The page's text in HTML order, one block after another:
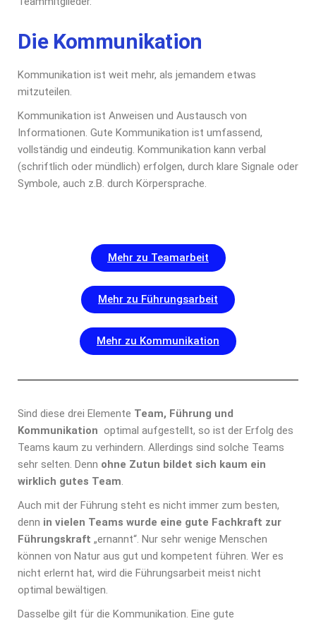
Die Kommunikation
Kommunikation ist weit mehr, als jemandem etwas
mitzuteilen.
Kommunikation ist Anweisen und Austausch von
Informationen. Gute Kommunikation ist umfassend,
vollständig und eindeutig. Kommunikation kann verbal
(schriftlich oder mündlich) erfolgen, durch klare Signale oder
Symbole, auch z.B. durch Körpersprache.
Mehr zu Teamarbeit
Mehr zu Führungsarbeit
Mehr zu Kommunikation
Sind diese drei Elemente Team, Führung und
Kommunikation optimal aufgestellt, so ist der Erfolg des
Teams kaum zu verhindern. Allerdings sind solche Teams
sehr selten. Denn ohne Zutun bildet sich kaum ein
wirklich gutes Team
Auch mit der Führung steht es nicht immer zum besten,
denn in vielen Teams wurde eine gute Fachkraft zur
Führungskraft „ernannt“. Nur sehr wenige Menschen
können von Natur aus gut und kompetent führen. Wer es
nicht erlernt hat, wird die Führungsarbeit meist nicht
optimal bewältigen.
Dasselbe gilt für die Kommunikation. Eine gute